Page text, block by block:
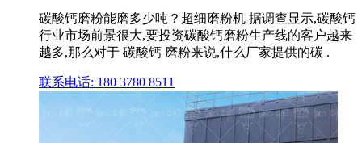
碳酸钙磨粉能磨多少吨？超细磨粉机 据调查显示,碳酸钙
行业市场前景很大,要投资碳酸钙磨粉生产线的客户越来
越多,那么对于 碳酸钙 磨粉来说,什么厂家提供的碳 .
联系电话: 180 3780 8511